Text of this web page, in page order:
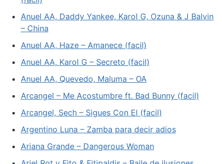
Anuel AA, Daddy Yankee, Karol G, Ozuna & J Balvin
– China
Anuel AA, Haze – Amanece (facil)
Anuel AA, Karol G – Secreto (facil)
Anuel AA, Quevedo, Maluma – OA
Arcangel – Me Acostumbre ft. Bad Bunny (facil)
Arcangel, Sech – Sigues Con El (facil)
Argentino Luna – Zamba para decir adios
Ariana Grande – Dangerous Woman